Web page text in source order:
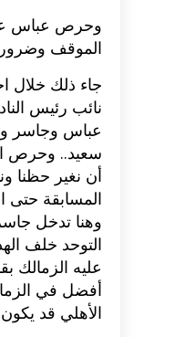
وحرص عباس
الموقف وضرورة
جاء ذلك خلال
نائب رئيس
عباس وجاسر و
سعيد.. وحرص
أن نغير حظنا
المسابقة حتى
وهنا تدخل
التوحد خلف
عليه الزمالك
أفضل في
الأهلي قد